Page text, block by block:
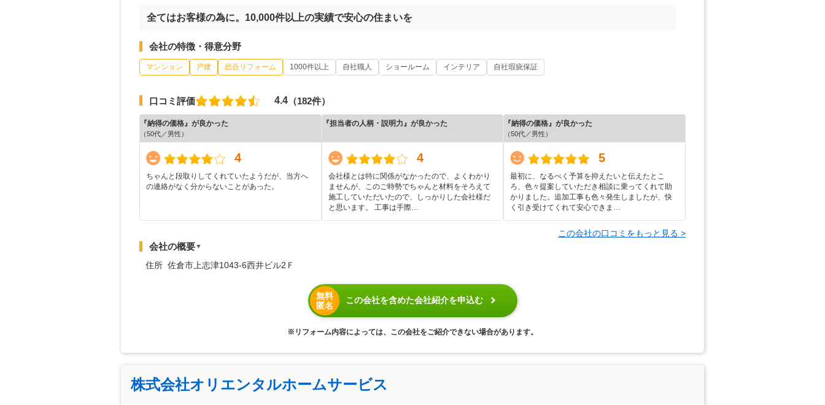
全てはお客様の為に。10,000件以上の実績で安心の住まいを
会社の特徴・得意分野
マンション 戸建 総合リフォーム 1000件以上 自社職人 ショールーム インテリア 自社瑕疵保証
口コミ評価 4.4 （182件）
『納得の価格』が良かった
（50代／男性）
4
ちゃんと段取りしてくれていたようだが、当方へ
の連絡がなく分からないことがあった。
『担当者の人柄・説明力』が良かった
4
会社様とは特に関係がなかったので、よくわかり
ませんが、このご時勢でちゃんと材料をそろえて
施工していただいたので、しっかりした会社様だ
と思います。 工事は手際…
『納得の価格』が良かった
（50代／男性）
5
最初に、なるべく予算を抑えたいと伝えたとこ
ろ、色々提案していただき相談に乗ってくれて助
かりました。追加工事も色々発生しましたが、快
く引き受けてくれて安心できま…
この会社の口コミをもっと見る >
会社の概要▼
住所 佐倉市上志津1043-6西井ビル2Ｆ
無料
匿名
この会社を含めた会社紹介を申込む
※リフォーム内容によっては、この会社をご紹介できない場合があります。
株式会社オリエンタルホームサービス